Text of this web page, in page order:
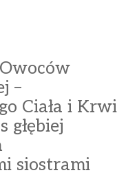
–
Ciała i Krwi
głębiej
siostrami